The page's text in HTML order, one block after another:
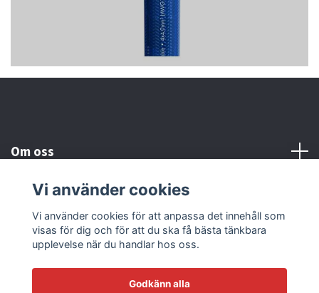
Om oss
Kundtjänst
Läs mer
Vi använder cookies
Vi använder cookies för att anpassa det innehåll som
visas för dig och för att du ska få bästa tänkbara
upplevelse när du handlar hos oss.
Godkänn alla